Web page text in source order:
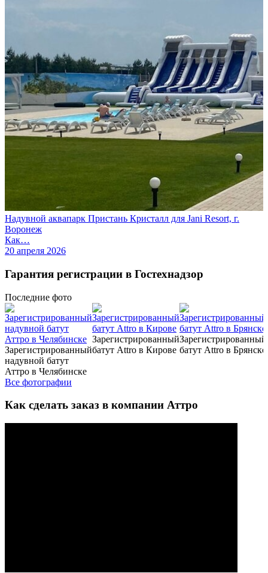
Надувной аквапарк Пристань Кристалл для Jani Resort, г.
Воронеж
Как…
20 апреля 2026
Гарантия регистрации в Гостехнадзор
Последние фото
Зарегистрированный
надувной батут
Аттро в Челябинске
Зарегистрированный
батут Attro в Кирове
Зарегистрированный
батут Attro в Брянске
Все фотографии
Как сделать заказ в компании Аттро